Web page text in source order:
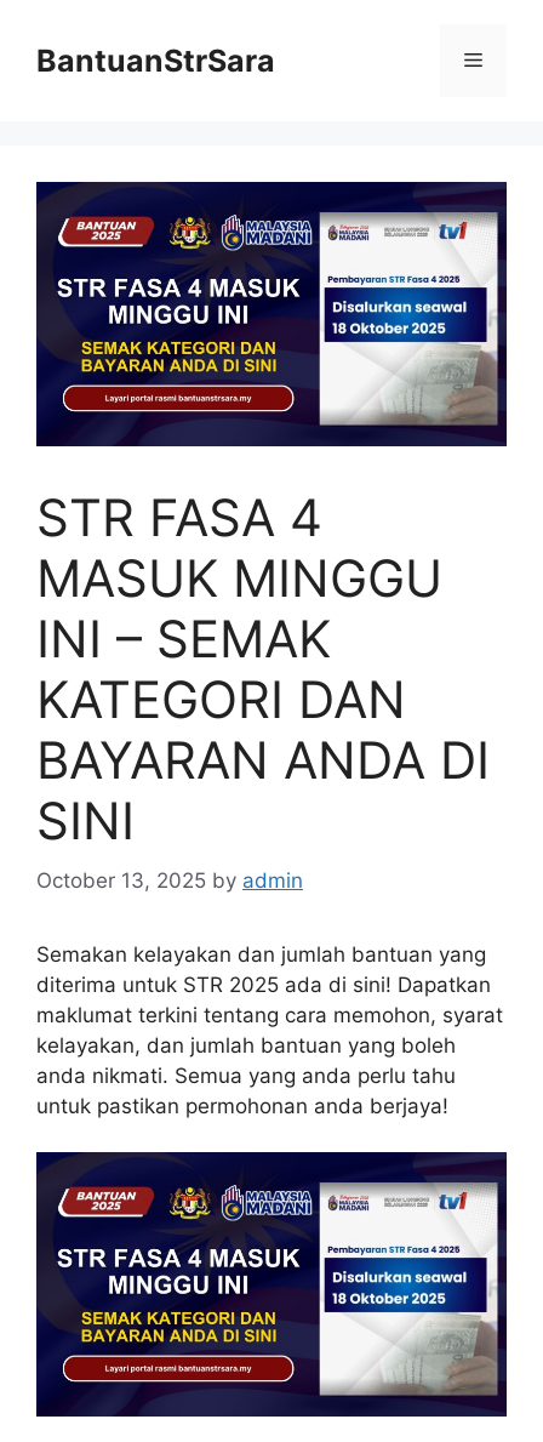
contentBantuanStrSara Menu
STR FASA 4
MASUK MINGGU
INI – SEMAK
KATEGORI DAN
BAYARAN ANDA DI
SINI
October 13, 2025 by admin
Semakan kelayakan dan jumlah bantuan yang
diterima untuk STR 2025 ada di sini! Dapatkan
maklumat terkini tentang cara memohon, syarat
kelayakan, dan jumlah bantuan yang boleh
anda nikmati. Semua yang anda perlu tahu
untuk pastikan permohonan anda berjaya!